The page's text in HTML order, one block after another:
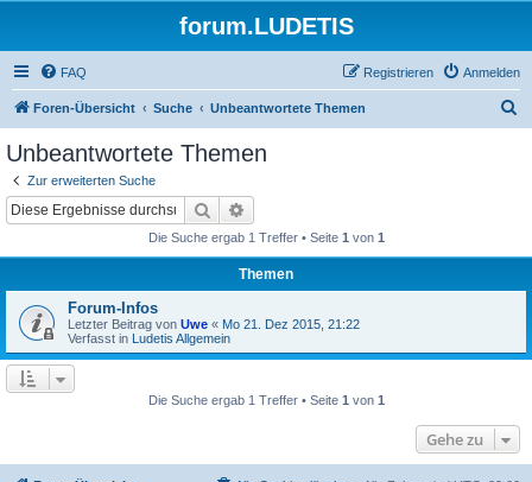
forum.LUDETIS
FAQ Anmelden
Registrieren
Foren-Übersicht Suche Unbeantwortete Themen
Unbeantwortete Themen
Zur erweiterten Suche
Suche
Die Suche ergab 1 Treffer • Seite 1 von 1
Themen
Forum-Infos
Letzter Beitrag von Uwe « Mo 21. Dez 2015, 21:22
Verfasst in Ludetis Allgemein
Die Suche ergab 1 Treffer • Seite 1 von 1
Gehe zu